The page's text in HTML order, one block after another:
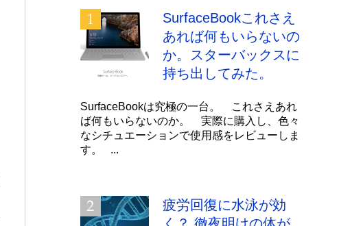
SurfaceBookこれさえ
あれば何もいらないの
か。スターバックスに
持ち出してみた。
SurfaceBookは究極の一台。 これさえあれ
ば何もいらないのか。 実際に購入し、色々
なシチュエーションで使用感をレビューしま
す。 ...
疲労回復に水泳が効